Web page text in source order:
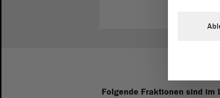
Folgende Fraktionen sind im